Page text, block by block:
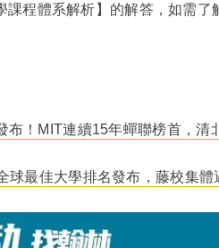
課程體系解析】的解答，如需了
！MIT連續15年蟬聯榜首，清
球最佳大學排名發布，藤校集體